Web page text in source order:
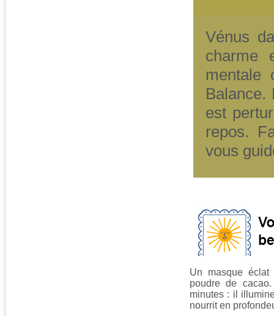
Vénus
charme
mentale
Balance.
est
repos.
vous
Un masque
poudre de
minutes : il
nourrit en